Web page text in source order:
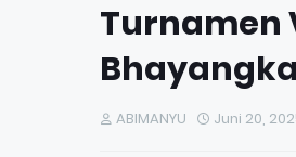
Turnamen
ABIMANYU Juni 20,